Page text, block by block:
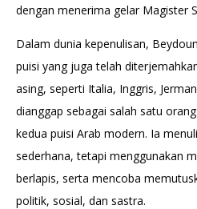
dengan menerima gelar Magister
Dalam dunia kepenulisan,
puisi yang juga telah
asing, seperti Italia, Inggris,
dianggap sebagai salah satu
kedua puisi Arab modern. Ia
sederhana, tetapi menggunakan
berlapis, serta mencoba
politik, sosial, dan sastra.